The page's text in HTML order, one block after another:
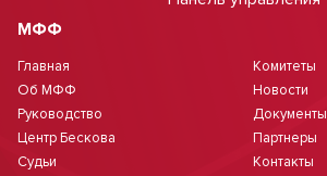
МФФ
Главная
Об МФФ
Руководство
Центр Бескова
Судьи
Комитеты
Новости
Документы
Партнеры
Контакты